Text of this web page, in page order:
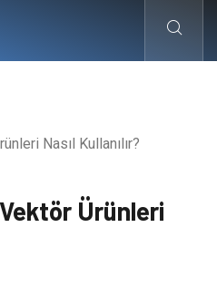
Nasıl Kullanılır?
Ürünleri